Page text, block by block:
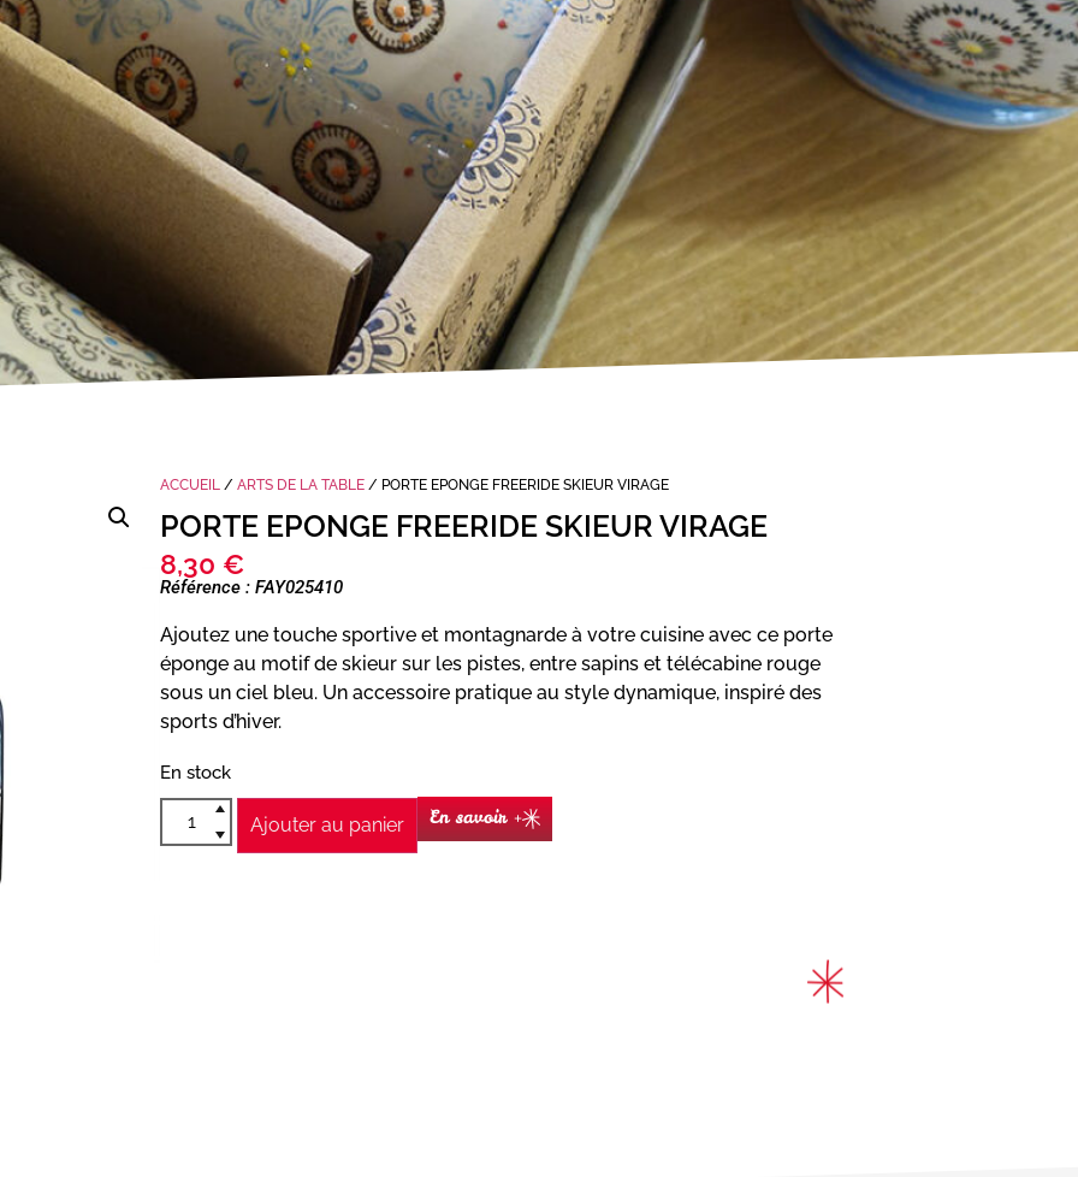
ACCUEIL/ ARTS DE LA TABLE/ PORTE EPONGE FREERIDE SKIEUR VIRAGE
PORTE EPONGE FREERIDE SKIEUR VIRAGE
8,30 €
Référence : FAY025410
Ajoutez une touche sportive et montagnarde à votre cuisine avec ce porte
éponge au motif de skieur sur les pistes, entre sapins et télécabine rouge
sous un ciel bleu. Un accessoire pratique au style dynamique, inspiré des
sports d’hiver.
En stock
Ajouter au panier En savoir +